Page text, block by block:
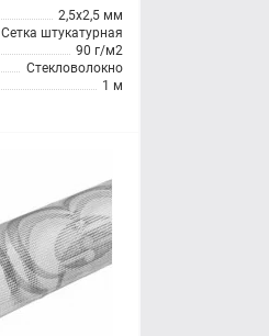
2,5х2,5 мм
Сетка штукатурная
90 г/м2
Стекловолокно
1 м